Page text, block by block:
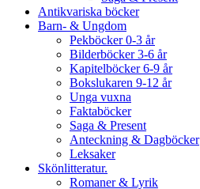
Antikvariska böcker
Barn- & Ungdom
Pekböcker 0-3 år
Bilderböcker 3-6 år
Kapitelböcker 6-9 år
Bokslukaren 9-12 år
Unga vuxna
Faktaböcker
Saga & Present
Anteckning & Dagböcker
Leksaker
Skönlitteratur.
Romaner & Lyrik